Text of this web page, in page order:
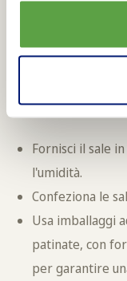
Ulteriori
Fornisci il sale
l'umidità.
Confeziona le
Usa imballaggi
patinate, con
per garantire